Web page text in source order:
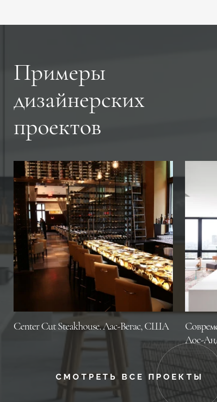
Примеры
дизайнерских
проектов
Center Cut Steakhouse. Лас-Вегас, CША
Лос-
СМОТРЕТЬ ВСЕ ПРОЕКТЫ